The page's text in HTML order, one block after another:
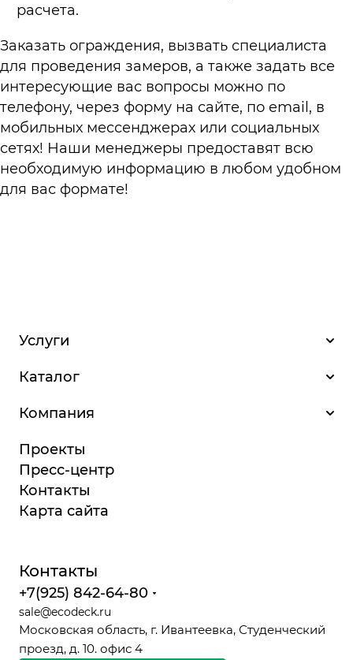
расчета.
Заказать ограждения, вызвать специалиста
для проведения замеров, а также задать все
интересующие вас вопросы можно по
телефону, через форму на сайте, по email, в
мобильных мессенджерах или социальных
сетях! Наши менеджеры предоставят всю
необходимую информацию в любом удобном
для вас формате!
Услуги
Каталог
Компания
Проекты
Пресс-центр
Контакты
Карта сайта
Контакты
+7(925) 842-64-80
sale@ecodeck.ru
Московская область, г. Ивантеевка, Студенческий
проезд, д. 10. офис 4